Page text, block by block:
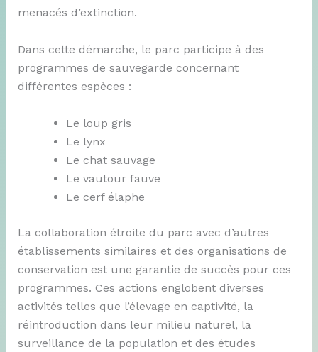
menacés d’extinction.
Dans cette démarche, le parc participe à des
programmes de sauvegarde concernant
différentes espèces :
Le loup gris
Le lynx
Le chat sauvage
Le vautour fauve
Le cerf élaphe
La collaboration étroite du parc avec d’autres
établissements similaires et des organisations de
conservation est une garantie de succès pour ces
programmes. Ces actions englobent diverses
activités telles que l’élevage en captivité, la
réintroduction dans leur milieu naturel, la
surveillance de la population et des études